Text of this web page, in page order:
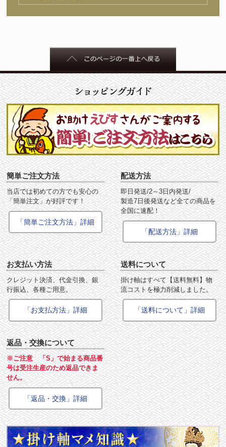
簡単ご注文方法
当店では初めての方でも安心の
「簡単注文」が好評です！
「簡単ご注文方法」詳細
配送方法
即日発送/2～3日内発送/
製造7日後発送など全ての商品を
全国に速配！
「配送方法」詳細
お支払い方法
クレジット決済、代金引換、銀
行振込、各種ご用意。
「お支払方法」詳細
送料について
掛け軸はすべて【送料無料】物
流コストを極力削減しました。
「送料について」詳細
返品・交換について
※ご注意 「S」で始まる商品番
号は受注生産のため返品できま
せん。
「返品・交換」詳細